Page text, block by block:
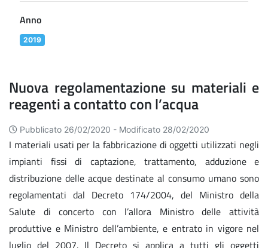
Anno
2019
Nuova regolamentazione su materiali e
reagenti a contatto con l’acqua
Pubblicato 26/02/2020 - Modificato 28/02/2020
I materiali usati per la fabbricazione di oggetti utilizzati negli
impianti fissi di captazione, trattamento, adduzione e
distribuzione delle acque destinate al consumo umano sono
regolamentati dal Decreto 174/2004, del Ministro della
Salute di concerto con l’allora Ministro delle attività
produttive e Ministro dell’ambiente, e entrato in vigore nel
luglio del 2007. Il Decreto si applica a tutti gli oggetti